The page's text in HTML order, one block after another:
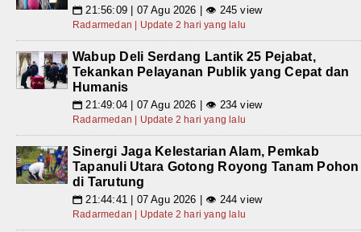
📅 21:56:09 | 07 Agu 2026 | 👁 245 view
Radarmedan | Update 2 hari yang lalu
Wabup Deli Serdang Lantik 25 Pejabat,
Tekankan Pelayanan Publik yang Cepat dan
Humanis
📅 21:49:04 | 07 Agu 2026 | 👁 234 view
Radarmedan | Update 2 hari yang lalu
Sinergi Jaga Kelestarian Alam, Pemkab
Tapanuli Utara Gotong Royong Tanam Pohon
di Tarutung
📅 21:44:41 | 07 Agu 2026 | 👁 244 view
Radarmedan | Update 2 hari yang lalu